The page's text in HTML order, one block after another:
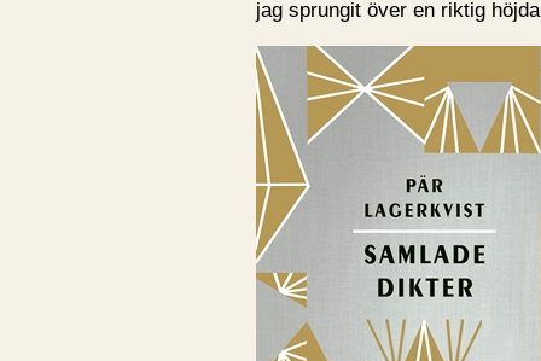
jag sprungit över en riktig